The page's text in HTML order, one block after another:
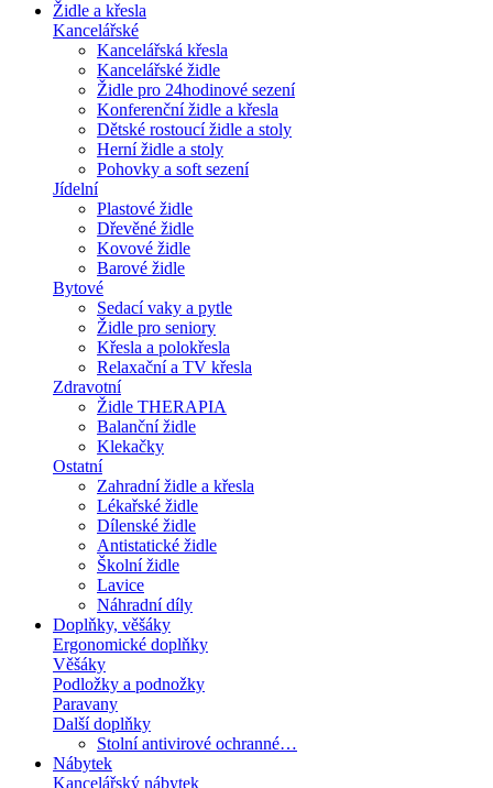
Židle a křesla
Kancelářské
Kancelářská křesla
Kancelářské židle
Židle pro 24hodinové sezení
Konferenční židle a křesla
Dětské rostoucí židle a stoly
Herní židle a stoly
Pohovky a soft sezení
Jídelní
Plastové židle
Dřevěné židle
Kovové židle
Barové židle
Bytové
Sedací vaky a pytle
Židle pro seniory
Křesla a polokřesla
Relaxační a TV křesla
Zdravotní
Židle THERAPIA
Balanční židle
Klekačky
Ostatní
Zahradní židle a křesla
Lékařské židle
Dílenské židle
Antistatické židle
Školní židle
Lavice
Náhradní díly
Doplňky, věšáky
Ergonomické doplňky
Věšáky
Podložky a podnožky
Paravany
Další doplňky
Stolní antivirové ochranné…
Nábytek
Kancelářský nábytek